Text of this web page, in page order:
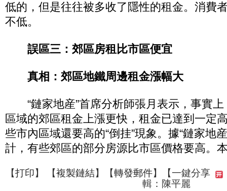
低的，但是往往被多收了隱性的租金。消費
不低。
誤區三：郊區房租比市區便宜
真相：郊區地鐵周邊租金漲幅大
“鏈家地産”首席分析師張月表示，事實上
區域的郊區租金上漲更快，租金已達到一定
些市內區域還要高的“倒挂”現象。據“鏈家地
計，有些郊區的部分房源比市區價格要高。
【打印】 【複製鏈結】【轉發郵件】
【一鍵分享
輯：陳平麗